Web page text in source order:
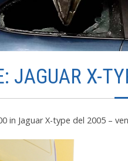
JAGUAR X-
in Jaguar X-type del 2005 –